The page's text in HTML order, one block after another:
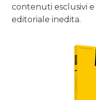
contenuti esclusivi
editoriale inedita.